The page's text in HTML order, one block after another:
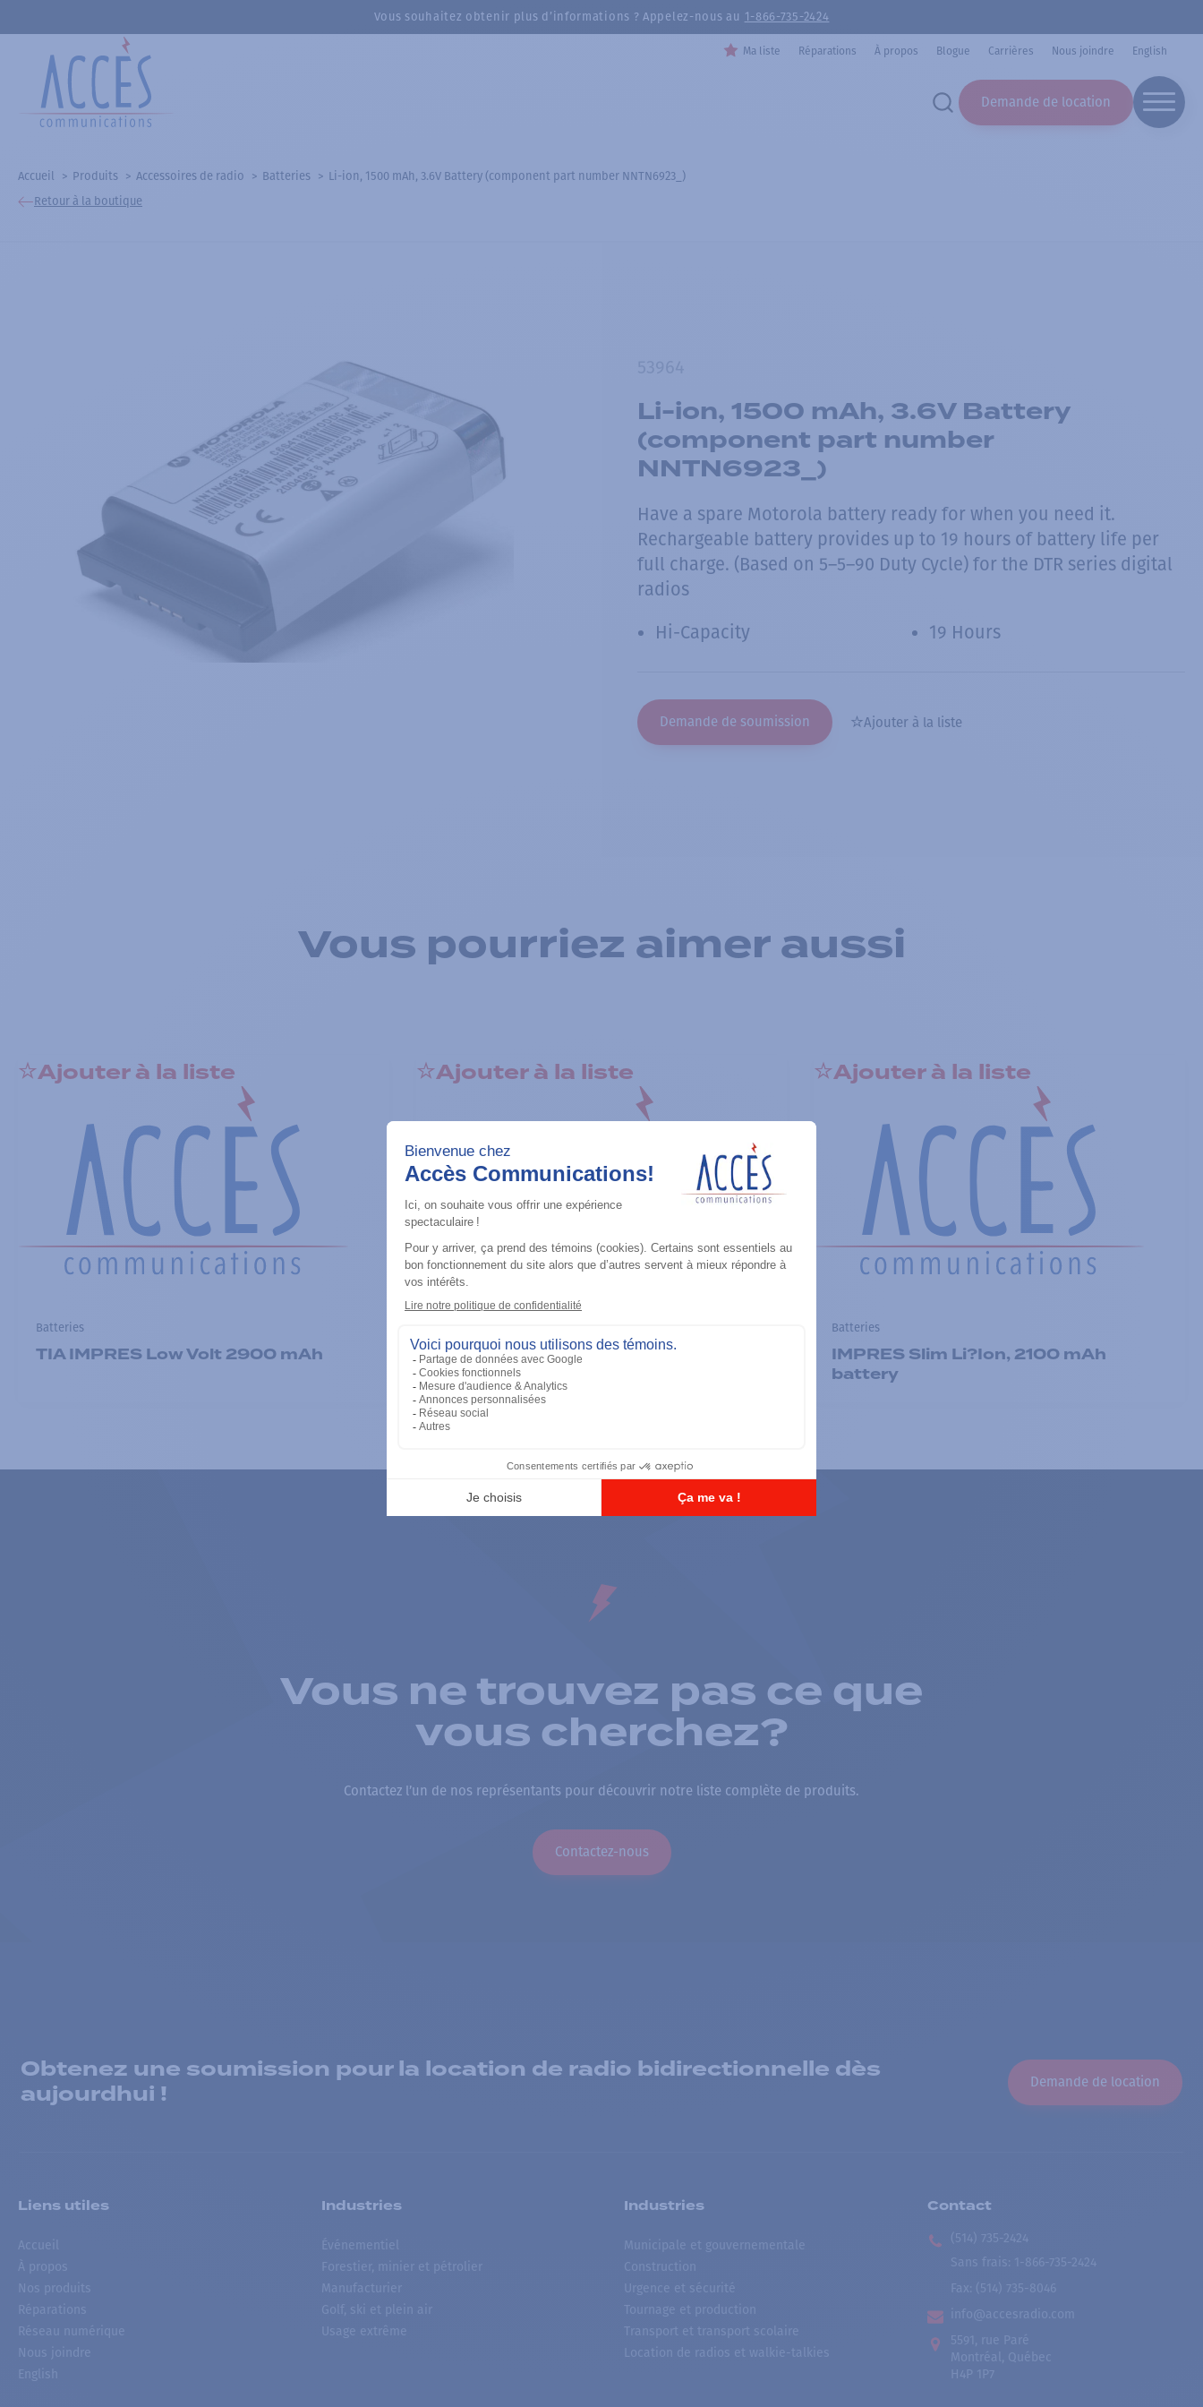
Vous souhaitez obtenir plus d’informations ? Appelez-nous au 1-866-735-2424
Ma liste Réparations À propos Blogue Carrières Nous joindre English
Demande de location
Accueil Produits Accessoires de radio Batteries
Li-ion, 1500 mAh, 3.6V Battery (component part number NNTN6923_)
Retour à la boutique
Li-ion, 1500 mAh, 3.6V Battery
(component part number
NNTN6923_)
Have a spare Motorola battery ready for when you need it.
Rechargeable battery provides up to 19 hours of battery life per
full charge. (Based on 5–5–90 Duty Cycle) for the DTR series digital
radios
Hi-Capacity
19 Hours
Demande de soumission Ajouter à la liste
Vous pourriez aimer aussi
Ajouter à la liste
Batteries
TIA IMPRES Low Volt 2900 mAh
Ajouter à la liste
TIA IMPRES Low Volt 2900 mAh
Ajouter à la liste
Batteries
IMPRES Slim Li?Ion, 2100 mAh
battery
Vous ne trouvez pas ce que
vous cherchez?
Contactez l’un de nos représentants pour découvrir notre liste complète de produits.
Contactez-nous
Obtenez une soumission pour la location de radio bidirectionnelle dès
aujourdhui !
Demande de location
Liens utiles
Accueil
À propos
Nos produits
Réparations
Réseau numérique
Nous joindre
English
Industries
Événementiel
Forestier, minier et pétrolier
Manufacturier
Golf, ski et plein air
Usage extrême
Industries
Municipale et gouvernementale
Construction
Urgence et sécurité
Tournage et production
Transport et transport scolaire
Location de radios et walkie-talkies
Contact
(514) 735-2424
Sans frais
1-866-735-2424
Fax: (514) 735-8046
info@accesradio.com
5591, rue Paré
Montréal, Québec
H4P 1P7